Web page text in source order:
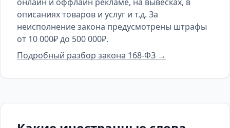
описаниях товаров и услуг и т.д. За
неисполнение закона предусмотрены штрафы
от 10 000₽ до 500 000₽.
Подробный разбор закона 168-ФЗ →